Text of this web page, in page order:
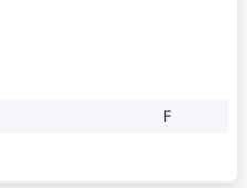
F